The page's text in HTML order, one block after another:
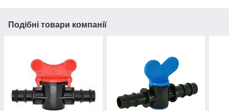
Подібні товари компанії